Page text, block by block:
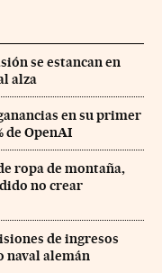
se estancan en
alza
en su primer
de OpenAI
ropa de montaña,
no crear
de ingresos
naval alemán